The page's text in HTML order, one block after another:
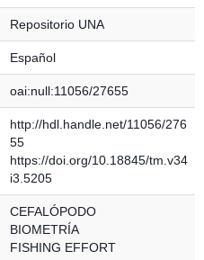
Repositorio UNA
Español
oai:null:11056/27655
http://hdl.handle.net/11056/276
55
https://doi.org/10.18845/tm.v34
i3.5205
CEFALÓPODO
BIOMETRÍA
FISHING EFFORT